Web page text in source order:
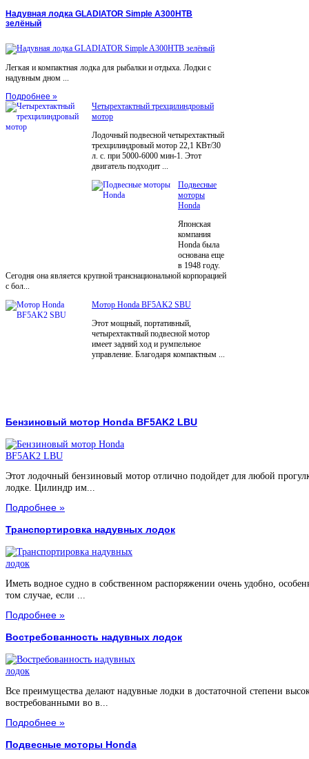
Надувная лодка GLADIATOR Simple A300НТВ
зелёный
Легкая и компактная лодка для рыбалки и отдыха. Лодки с
надувным дном ...
Подробнее »
Четырехтактный трехцилиндровый
мотор
Лодочный подвесной четырехтактный
трехцилиндровый мотор 22,1 КВт/30
л. с. при 5000-6000 мин-1. Этот
двигатель подходит ...
Подвесные
моторы
Honda
Японская
компания
Honda была
основана еще
в 1948 году.
Сегодня она является крупной транснациональной корпорацией
с бол...
Мотор Honda BF5AK2 SBU
Этот мощный, портативный,
четырехтактный подвесной мотор
имеет задний ход и румпельное
управление. Благодаря компактным ...
Бензиновый мотор Honda BF5AK2 LBU
Этот лодочный бензиновый мотор отлично подойдет для любой
лодке. Цилиндр им...
Подробнее »
Транспортировка надувных лодок
Иметь водное судно в собственном распоряжении очень удобно,
том случае, если ...
Подробнее »
Востребованность надувных лодок
Все преимущества делают надувные лодки в достаточной степени
востребованными во в...
Подробнее »
Подвесные моторы Honda